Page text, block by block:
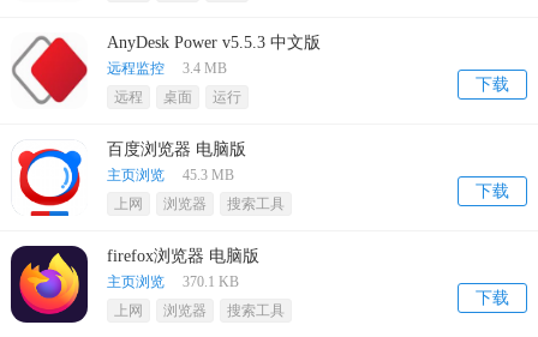
AnyDesk Power v5.5.3 中文版
下载
远程监控3.4 MB
远程
桌面 运行
百度浏览器 电脑版
下载
主页浏览45.3 MB
上网
浏览器 搜索工具
firefox浏览器 电脑版
下载
主页浏览370.1 KB
上网
浏览器 搜索工具